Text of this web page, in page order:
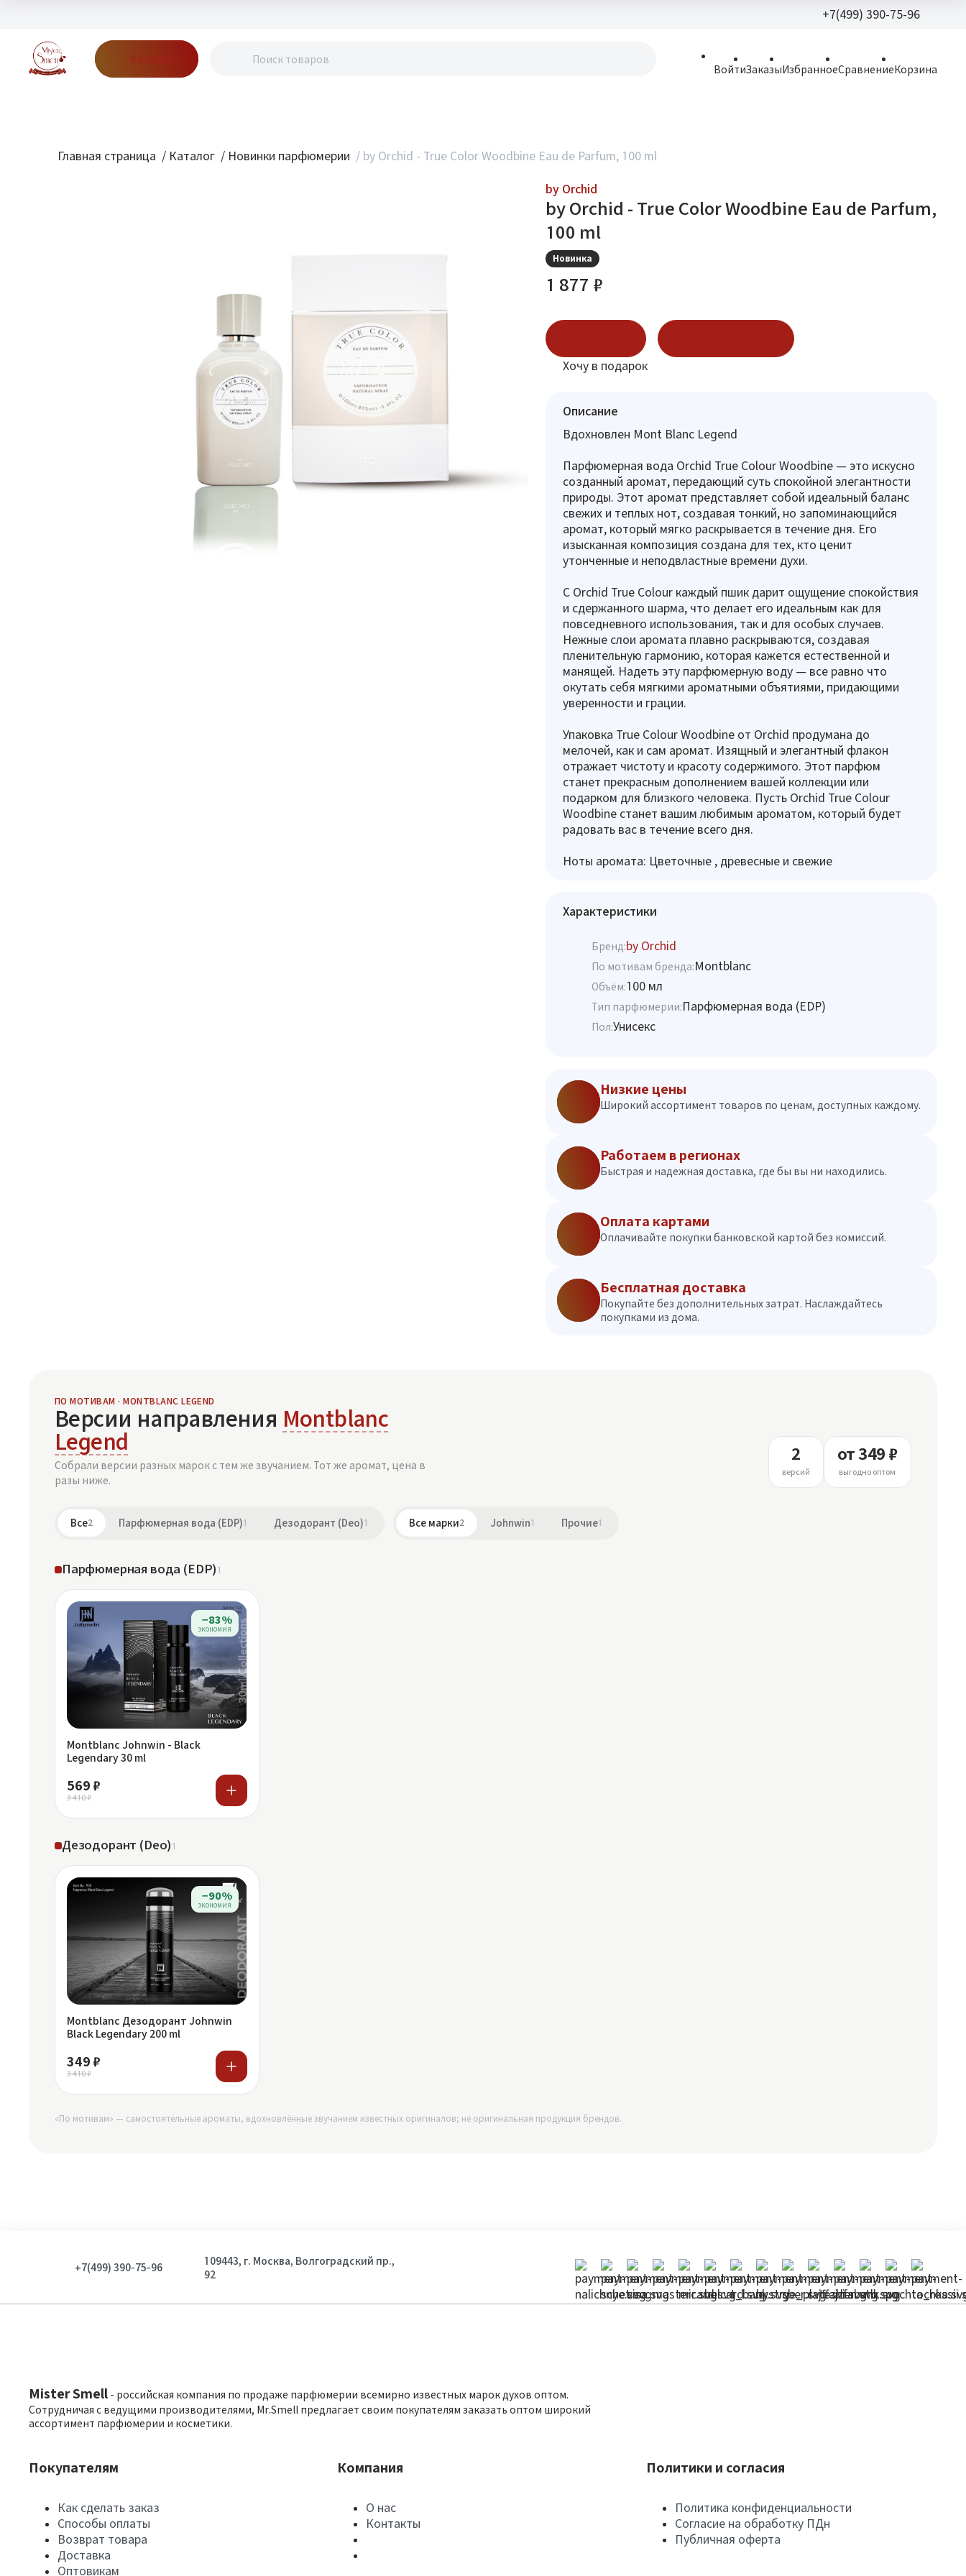
+7(499) 390-75-96
Каталог
ВойтиЗаказыИзбранноеСравнениеКорзина
Главная страница / Каталог / Новинки парфюмерии / by Orchid - True Color Woodbine Eau de Parfum, 100 ml
by Orchid
by Orchid - True Color Woodbine Eau de Parfum,
100 ml
Новинка
1 877 ₽
Хочу в подарок
Описание
Вдохновлен Mont Blanc Legend
Парфюмерная вода Orchid True Colour Woodbine — это искусно
созданный аромат, передающий суть спокойной элегантности
природы. Этот аромат представляет собой идеальный баланс
свежих и теплых нот, создавая тонкий, но запоминающийся
аромат, который мягко раскрывается в течение дня. Его
изысканная композиция создана для тех, кто ценит
утонченные и неподвластные времени духи.
С Orchid True Colour каждый пшик дарит ощущение спокойствия
и сдержанного шарма, что делает его идеальным как для
повседневного использования, так и для особых случаев.
Нежные слои аромата плавно раскрываются, создавая
пленительную гармонию, которая кажется естественной и
манящей. Надеть эту парфюмерную воду — все равно что
окутать себя мягкими ароматными объятиями, придающими
уверенности и грации.
Упаковка True Colour Woodbine от Orchid продумана до
мелочей, как и сам аромат. Изящный и элегантный флакон
отражает чистоту и красоту содержимого. Этот парфюм
станет прекрасным дополнением вашей коллекции или
подарком для близкого человека. Пусть Orchid True Colour
Woodbine станет вашим любимым ароматом, который будет
радовать вас в течение всего дня.
Ноты аромата: Цветочные , древесные и свежие
Характеристики
Бренд:by Orchid
По мотивам бренда:Montblanc
Объём:100 мл
Тип парфюмерии:Парфюмерная вода (EDP)
Пол:Унисекс
Низкие цены
Широкий ассортимент товаров по ценам, доступных каждому.
Работаем в регионах
Быстрая и надежная доставка, где бы вы ни находились.
Оплата картами
Оплачивайте покупки банковской картой без комиссий.
Бесплатная доставка
Покупайте без дополнительных затрат. Наслаждайтесь
покупками из дома.
ПО МОТИВАМ · MONTBLANC LEGEND
Версии направления Montblanc
Legend
Собрали версии разных марок с тем же звучанием. Тот же аромат, цена в
разы ниже.
2
версий
от 349 ₽
выгодно оптом
Все2 Парфюмерная вода (EDP)1 Дезодорант (Deo)1 Все марки2 Johnwin1 Прочие1
Парфюмерная вода (EDP)1
−83%
экономия
Montblanc Johnwin - Black
Legendary 30 ml
569 ₽
3 410 ₽
Дезодорант (Deo)1
−90%
экономия
Montblanc Дезодорант Johnwin
Black Legendary 200 ml
349 ₽
3 410 ₽
«По мотивам» — самостоятельные ароматы, вдохновлённые звучанием известных оригиналов; не оригинальная продукция брендов.
+7(499) 390-75-96
109443, г. Москва, Волгоградский пр.,
92
Mister Smell - российская компания по продаже парфюмерии всемирно известных марок духов оптом.
Сотрудничая с ведущими производителями, Mr.Smell предлагает своим покупателям заказать оптом широкий
ассортимент парфюмерии и косметики.
Покупателям
Как сделать заказ
Способы оплаты
Возврат товара
Доставка
Оптовикам
Компания
О нас
Контакты
Политики и согласия
Политика конфиденциальности
Согласие на обработку ПДн
Публичная оферта